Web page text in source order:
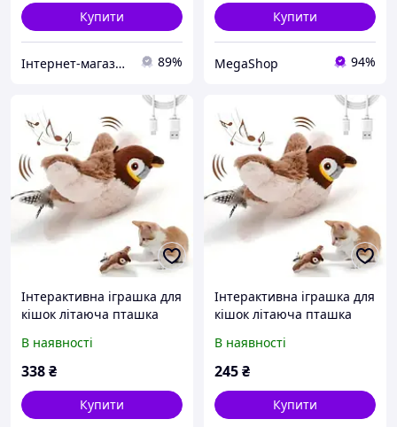
Купити
Інтернет-магазин 1001 Дрібниця 89%
Купити
MegaShop 94%
Інтерактивна іграшка для
кішок літаюча пташка
махає крилами USB
В наявності
338₴
Купити
Інтерактивна іграшка для
кішок літаюча пташка
махає крилами USB
В наявності
245₴
Купити